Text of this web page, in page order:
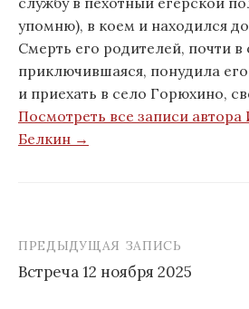
упомню), в коем и находился
Смерть его родителей, почти
приключившаяся, понудила его
и приехать в село Горюхино,
Посмотреть все записи
Белкин →
ПРЕДЫДУЩАЯ ЗАПИСЬ
Встреча 12 ноября 2025